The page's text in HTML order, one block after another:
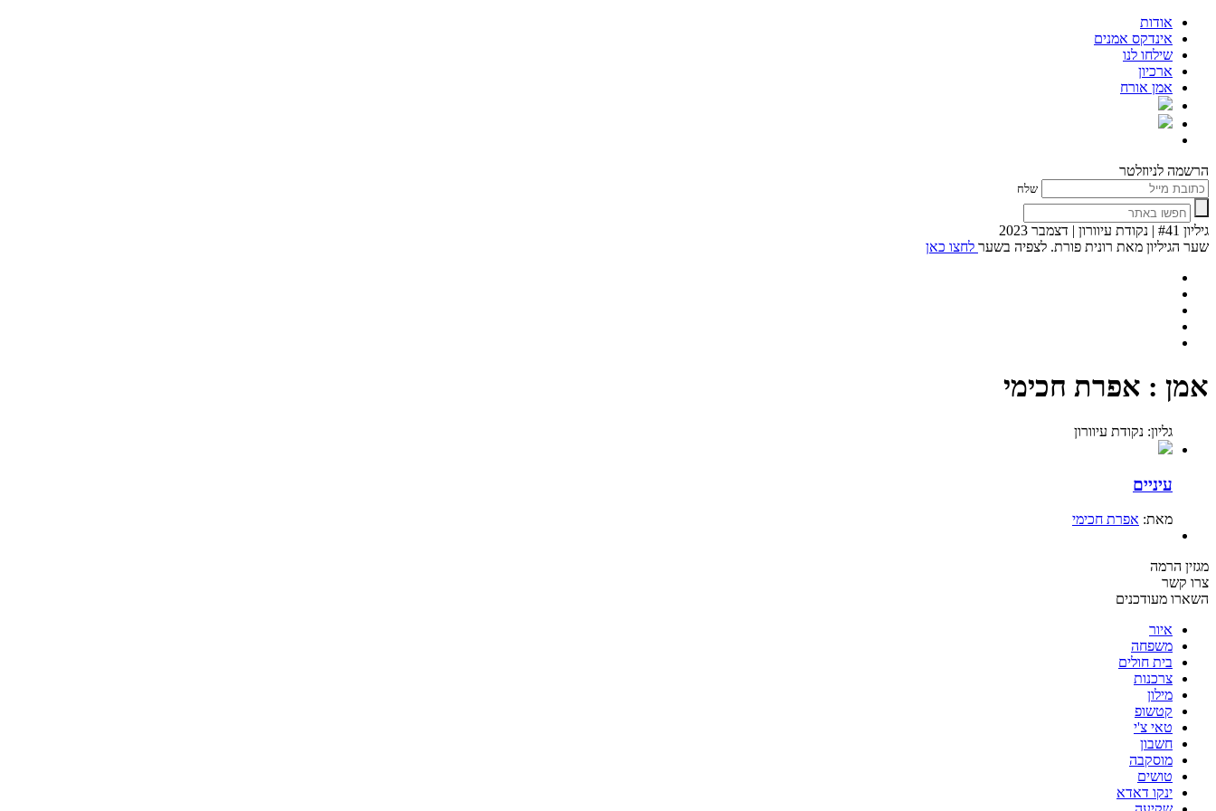
אודות
אינדקס אמנים
שילחו לנו
ארכיון
אמן אורח
הרשמה לניוזלטר
שלח
גיליון #41 | נקודת עיוורון | דצמבר 2023
שער הגיליון מאת רונית פורת. לצפיה בשער לחצו כאן
אמן : אפרת חכימי
גליון: נקודת עיוורון
עיניים
מאת: אפרת חכימי
מגזין הרמה
צרו קשר
השארו מעודכנים
איור
משפחה
בית חולים
צרכנות
מילון
קטשופ
טאי צ'י
חשבון
מוסקבה
טושים
ינקו דאדא